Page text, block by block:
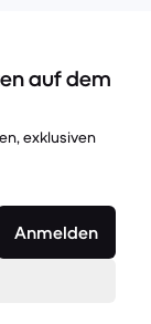
auf dem
exklusiven
Anmelden